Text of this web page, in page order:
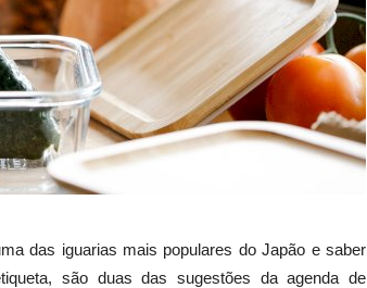
das iguarias mais populares do Japão e saber
são duas das sugestões da agenda de